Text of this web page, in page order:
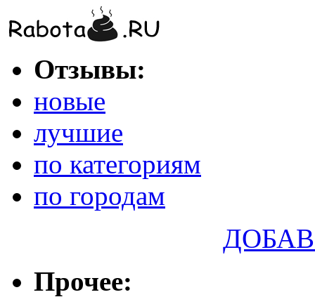
Отзывы:
новые
лучшие
по категориям
по городам
Прочее: